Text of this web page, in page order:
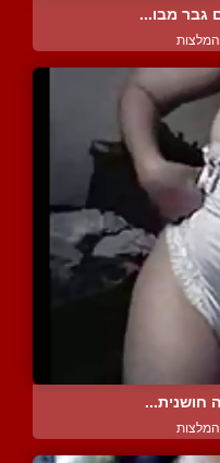
גבר מבו...
חושנית...